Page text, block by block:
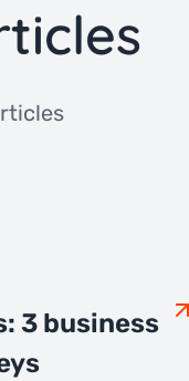
3 business